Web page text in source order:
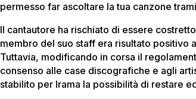
permesso far ascoltare la tua canzone
Il cantautore ha rischiato di essere
membro del suo staff era risultato positivo
Tuttavia, modificando in corsa il
consenso alle case discografiche e agli
stabilito per Irama la possibilità di restare